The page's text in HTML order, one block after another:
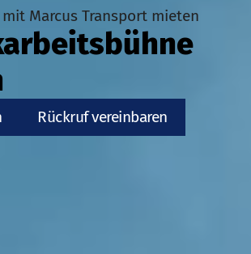
Marcus Transport mieten
Rückruf vereinbaren